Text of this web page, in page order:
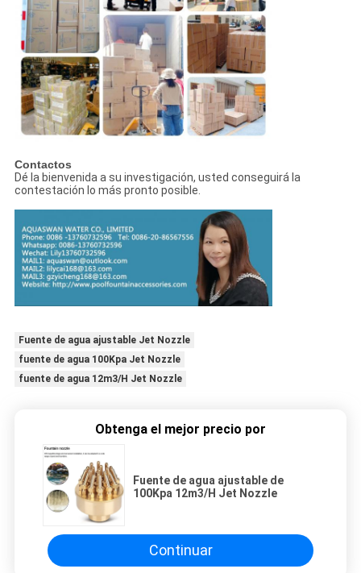
Contactos
Dé la bienvenida a su investigación, usted conseguirá la
contestación lo más pronto posible.
Fuente de agua ajustable Jet Nozzle
fuente de agua 100Kpa Jet Nozzle
fuente de agua 12m3/H Jet Nozzle
Obtenga el mejor precio por
Fuente de agua ajustable de
100Kpa 12m3/H Jet Nozzle
Continuar